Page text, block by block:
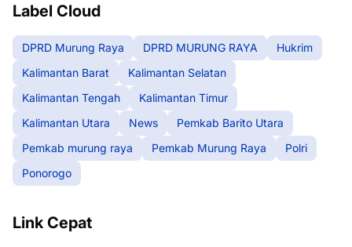
Label Cloud
DPRD Murung Raya DPRD MURUNG RAYA
Hukrim
Kalimantan Barat
Kalimantan Selatan
Kalimantan Tengah
Kalimantan Timur
Kalimantan Utara
News
Pemkab Barito Utara
Pemkab murung raya
Pemkab Murung Raya
Polri
Ponorogo
Link Cepat